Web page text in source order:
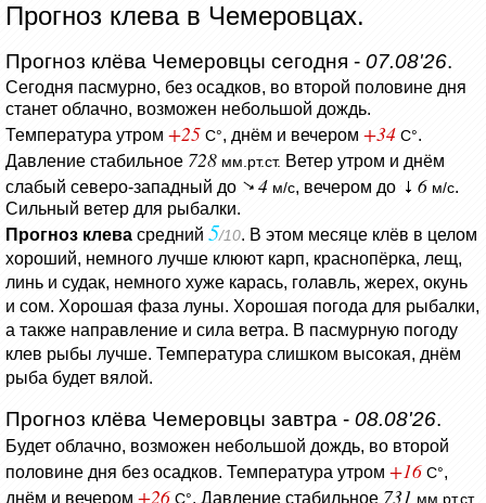
Прогноз клева в Чемеровцах.
Прогноз клёва Чемеровцы сегодня - 07.08'26.
Сегодня пасмурно, без осадков, во второй половине дня
станет облачно, возможен небольшой дождь.
Температура утром +25 C°, днём и вечером +34 C°.
Давление стабильное 728 мм.рт.ст. Ветер утром и днём
слабый северо-западный до
4 м/с, вечером до 6 м/с.
Сильный ветер для рыбалки.
Прогноз клева средний 5/10. В этом месяце клёв в целом
хороший, немного лучше клюют карп, краснопёрка, лещ,
линь и судак, немного хуже карась, голавль, жерех, окунь
и сом. Хорошая фаза луны. Хорошая погода для рыбалки,
а также направление и сила ветра. В пасмурную погоду
клев рыбы лучше. Температура слишком высокая, днём
рыба будет вялой.
Прогноз клёва Чемеровцы завтра - 08.08'26.
Будет облачно, возможен небольшой дождь, во второй
половине дня без осадков. Температура утром +16 C°,
днём и вечером +26 C°. Давление стабильное 731 мм.рт.ст.